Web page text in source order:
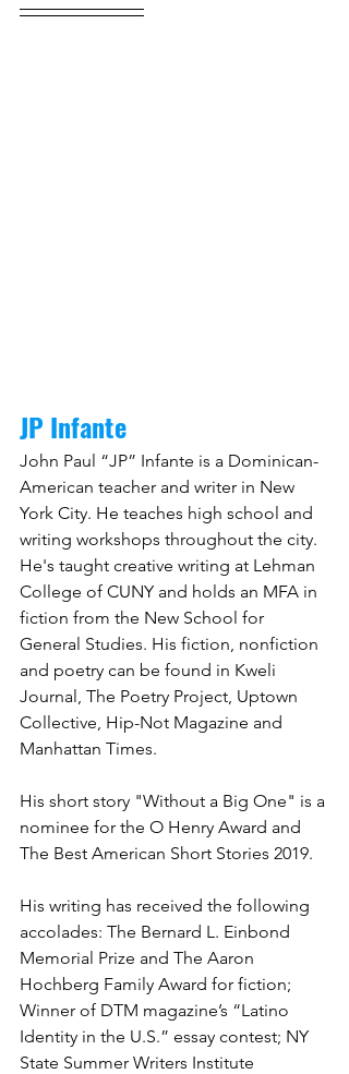
JP Infante
John Paul “JP” Infante is a Dominican-
American teacher and writer in New
York City. He teaches high school and
writing workshops throughout the city.
He's taught creative writing at Lehman
College of CUNY and holds an MFA in
fiction from the New School for
General Studies. His fiction, nonfiction
and poetry can be found in Kweli
Journal, The Poetry Project, Uptown
Collective, Hip-Not Magazine and
Manhattan Times.
His short story "Without a Big One" is a
nominee for the O Henry Award and
The Best American Short Stories 2019.
His writing has received the following
accolades: The Bernard L. Einbond
Memorial Prize and The Aaron
Hochberg Family Award for fiction;
Winner of DTM magazine’s “Latino
Identity in the U.S.” essay contest; NY
State Summer Writers Institute